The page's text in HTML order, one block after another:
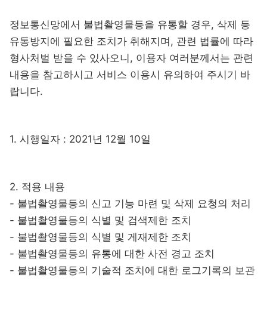
정보통신망에서 불법촬영물등을 유통할 경우, 삭제 등
유통방지에 필요한 조치가 취해지며, 관련 법률에 따라
형사처벌 받을 수 있사오니, 이용자 여러분께서는 관련
내용을 참고하시고 서비스 이용시 유의하여 주시기 바
랍니다.
1. 시행일자 : 2021년 12월 10일
2. 적용 내용
- 불법촬영물등의 신고 기능 마련 및 삭제 요청의 처리
- 불법촬영물등의 식별 및 검색제한 조치
- 불법촬영물등의 식별 및 게재제한 조치
- 불법촬영물등의 유통에 대한 사전 경고 조치
- 불법촬영물등의 기술적 조치에 대한 로그기록의 보관